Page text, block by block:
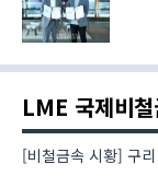
LME 국제비
[비철금속 시황] 구